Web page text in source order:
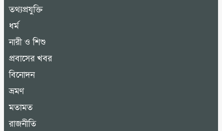
তথ্যপ্রযুক্তি
ধর্ম
নারী ও শিশু
প্রবাসের খবর
বিনোদন
ভ্রমণ
মতামত
রাজনীতি